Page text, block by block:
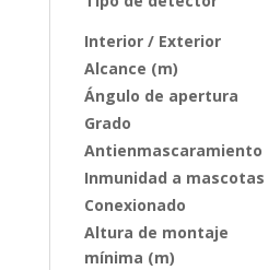
Interior / Exterior
Alcance (m)
Ángulo de apertura
Grado
Antienmascaramiento
Inmunidad a mascotas
Conexionado
Altura de montaje
mínima (m)